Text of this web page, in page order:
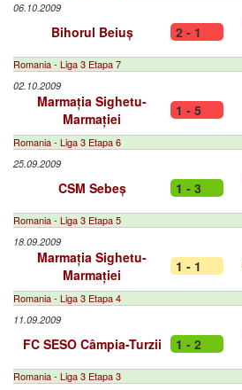
06.10.2009
Bihorul Beiuș 2 - 1
Romania - Liga 3 Etapa 7
02.10.2009
Marmația Sighetu-
Marmației
1 - 5
Romania - Liga 3 Etapa 6
25.09.2009
CSM Sebeș 1 - 3
Romania - Liga 3 Etapa 5
18.09.2009
Marmația Sighetu-
Marmației
1 - 1
Romania - Liga 3 Etapa 4
11.09.2009
FC SESO Câmpia-Turzii 1 - 2
Romania - Liga 3 Etapa 3